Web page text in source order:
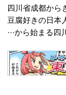
四川省成都から
豆腐好きの日本
···から始まる四